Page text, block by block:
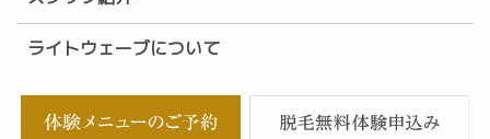
ライトウェーブについて